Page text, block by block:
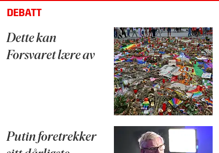
DEBATT
Dette kan
Forsvaret lære av
Putin foretrekker